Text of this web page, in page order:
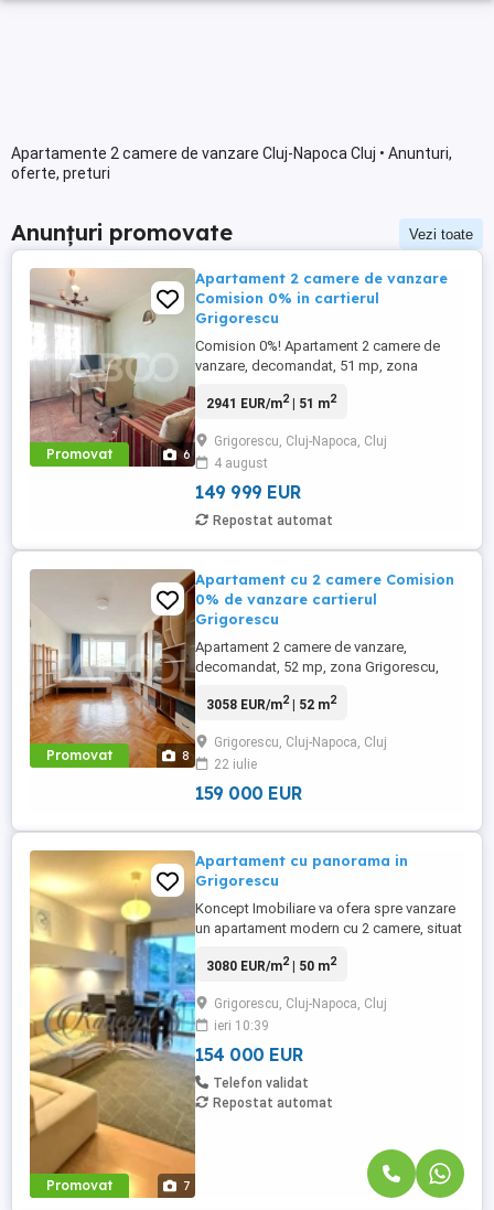
Apartamente 2 camere de vanzare Cluj-Napoca Cluj • Anunturi,
oferte, preturi
Anunțuri promovate Vezi toate
Promovat 6
Apartament 2 camere de vanzare
Comision 0% in cartierul
Grigorescu
Comision 0%! Apartament 2 camere de
vanzare, decomandat, 51 mp, zona
Imobiliare propune un apartament de
in localitatea Cluj-Napoca, zona
Grigorescu, aflat la etajul 5 intr -un imobil
tip bloc ...
2941 EUR/m2| 51 m2
Grigorescu, Cluj-Napoca, Cluj
4 august
149 999 EUR
Repostat automat
Promovat 8
Apartament cu 2 camere Comision
0% de vanzare cartierul
Grigorescu
Apartament 2 camere de vanzare,
decomandat, 52 mp, zona Grigorescu,
majore ale acestui apartament: -
TABOO Imobiliare propune un apartament
de vanzare cu 2 camere, decomandat,
situat ...
3058 EUR/m2| 52 m2
Grigorescu, Cluj-Napoca, Cluj
22 iulie
159 000 EUR
Promovat 7
Apartament cu panorama in
Grigorescu
Koncept Imobiliare va ofera spre vanzare
un apartament modern cu 2 camere, situat
Proprietatea este amplasata la etajul 6 al
si dotat cu lift, beneficiind de o panorama
frumoasa si de lumina naturala pe tot
parcursul ...
3080 EUR/m2| 50 m2
Grigorescu, Cluj-Napoca, Cluj
ieri 10:39
154 000 EUR
Telefon validat
Repostat automat